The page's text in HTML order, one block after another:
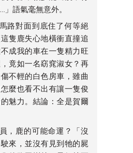
語氣毫無意外。
對面到底住了何等絕
隻鹿失心地橫衝直撞追
成我的車在一隻精力旺
竟如一名窈窕淑女？再
不輕的白色房車，雖曲
麼也看不出有讓一隻俊
魅力。結論：全是賀爾
鹿的可能命運？「沒
來，並沒有見到牠的屍